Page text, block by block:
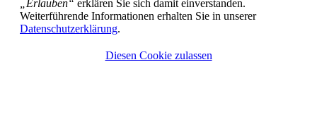
„Erlauben“ erklären Sie sich damit einverstanden.
Weiterführende Informationen erhalten Sie in unserer
Datenschutzerklärung.
Diesen Cookie zulassen